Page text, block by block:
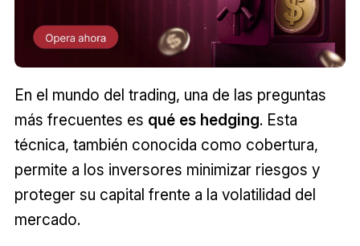
En el mundo del trading, una de las preguntas
más frecuentes es qué es hedging. Esta
técnica, también conocida como cobertura,
permite a los inversores minimizar riesgos y
proteger su capital frente a la volatilidad del
mercado.